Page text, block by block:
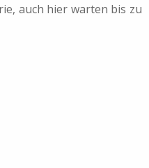
auch hier warten bis zu